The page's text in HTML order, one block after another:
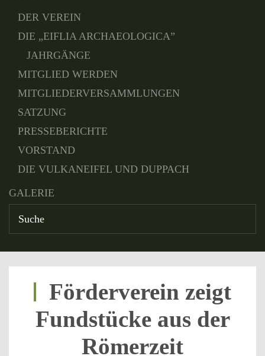
DER VEREIN
DIE „EIFLIA ARCHAEOLOGICA”
JAHRGÄNGE
MITGLIED WERDEN
MITGLIEDERVERSAMMLUNGEN
SATZUNG
PRESSEBERICHTE
VORSTAND
DIE VULKANEIFEL UND DUPPACH
GALERIE
Förderverein zeigt
Fundstücke aus der
Römerzeit